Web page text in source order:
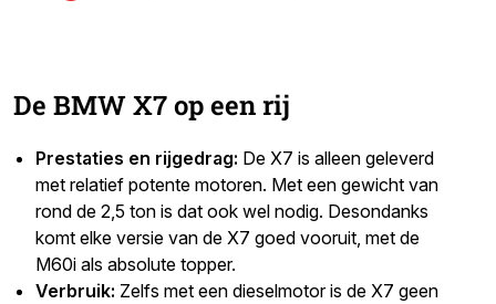
De BMW X7 op een rij
Prestaties en rijgedrag: De X7 is alleen geleverd
met relatief potente motoren. Met een gewicht van
rond de 2,5 ton is dat ook wel nodig. Desondanks
komt elke versie van de X7 goed vooruit, met de
M60i als absolute topper.
Verbruik: Zelfs met een dieselmotor is de X7 geen